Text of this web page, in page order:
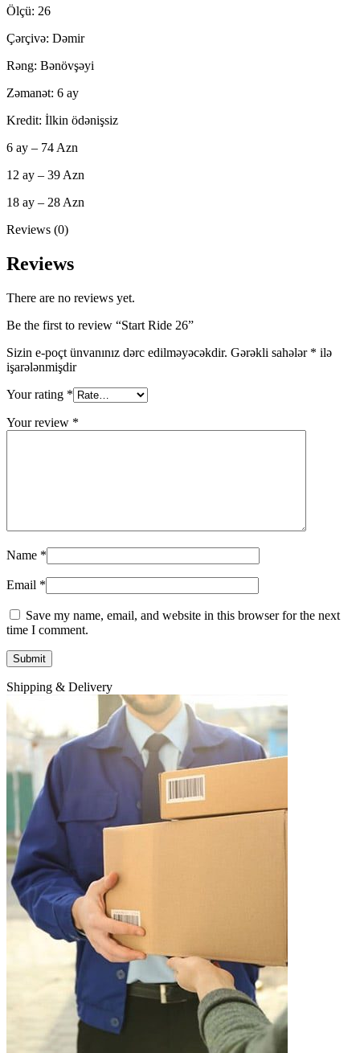
Ölçü: 26
Çərçivə: Dəmir
Rəng: Bənövşəyi
Zəmanət: 6 ay
Kredit: İlkin ödənişsiz
6 ay – 74 Azn
12 ay – 39 Azn
18 ay – 28 Azn
Reviews (0)
Reviews
There are no reviews yet.
Be the first to review “Start Ride 26”
Sizin e-poçt ünvanınız dərc edilməyəcəkdir. Gərəkli sahələr * ilə
işarələnmişdir
Your rating *
Your review *
Name *
Email *
Save my name, email, and website in this browser for the next
time I comment.
Shipping & Delivery